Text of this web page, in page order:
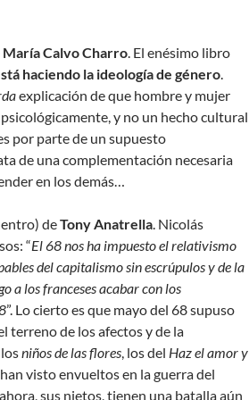
María Calvo Charro. El enésimo libro
haciendo la ideología de género.
explicación de que hombre y mujer
y no un hecho cultural
por parte de un supuesto
de una complementación necesaria
en los demás…
deTony Anatrella. Nicolás
“El 68 nos ha impuesto el relativismo
del capitalismo sin escrúpulos y de la
a los franceses acabar con los
”. Lo cierto es que mayo del 68 supuso
terreno de los afectos y de la
niños de las flores, los del Haz el amor y
visto envueltos en la guerra del
sus nietos, tienen una batalla aún